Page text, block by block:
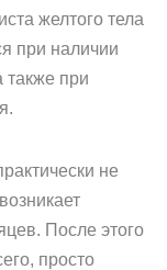
желтого тела
при наличии
также при
не
После этого
просто